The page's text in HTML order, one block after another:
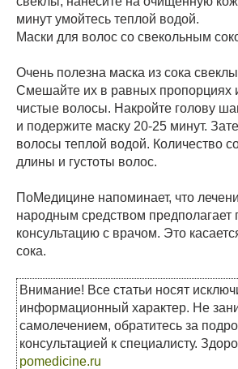
минут умойтесь теплой водой.
Маски для волос со свекольным
Очень полезна маска из сока
Смешайте их в равных пропорциях
чистые волосы. Накройте голову
и подержите маску 20-25 минут.
волосы теплой водой. Количество
длины и густоты волос.
ПоМедицине напоминает, что
народным средством предполагает
консультацию с врачом. Это
сока.
Внимание! Все статьи носят
информационный характер. Не
самолечением, обратитесь за
консультацией к специалисту.
pomedicine.ru